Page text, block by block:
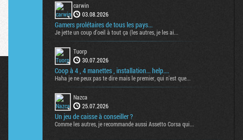
carwin
03.08.2026
Gamers prolétaires de tous les pays...
Je jette un coup d'oeil à tout ça (les autres, je les ai...
Tuorp
30.07.2026
Coop à 4 , 4 manettes , installation... help....
Haha je ne peux pas te dire mais le premier, qui n'est que...
Nazca
25.07.2026
Un jeu de caisse à conseiller ?
Comme les autres, je recommande aussi Assetto Corsa qui...